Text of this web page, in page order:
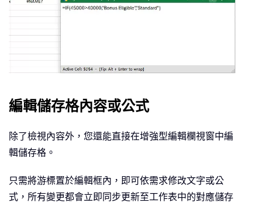
編輯儲存格內容或公式
除了檢視內容外，您還能直接在增強型編輯欄視窗中編
輯儲存格。
只需將游標置於編輯框內，即可依需求修改文字或公
式，所有變更都會立即同步更新至工作表中的對應儲存